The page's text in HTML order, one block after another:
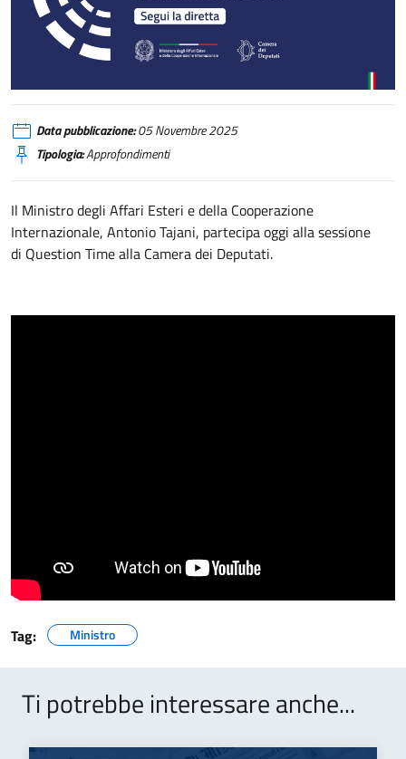
Il Ministro Antonio Tajani partecipa alla sessione di Question Time alla
Data pubblicazione:05 Novembre 2025
Tipologia:Approfondimenti
Il Ministro degli Affari Esteri e della Cooperazione
Internazionale, Antonio Tajani, partecipa oggi alla sessione
di Question Time alla Camera dei Deputati.
Tag: Ministro
Ti potrebbe interessare anche...